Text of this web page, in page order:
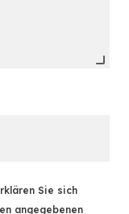
Sie sich
angegebenen